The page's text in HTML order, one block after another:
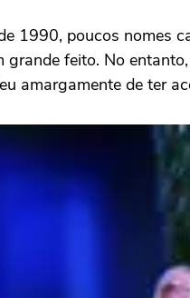
1990, poucos nomes
grande feito. No
amargamente de ter